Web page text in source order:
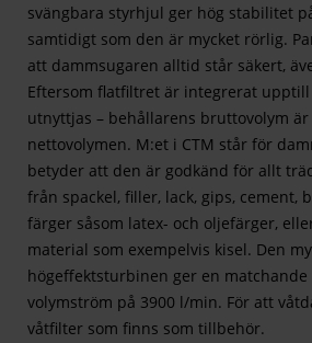
svängbara styrhjul ger hög stabilitet
samtidigt som den är mycket rörlig.
att dammsugaren alltid står säkert,
Eftersom flatfiltret är integrerat upptill
utnyttjas – behållarens bruttovolym
nettovolymen. M:et i CTM står för
betyder att den är godkänd för allt
från spackel, filler, lack, gips, cement,
färger såsom latex- och oljefärger,
material som exempelvis kisel. Den
högeffektsturbinen ger en
volymström på 3900 l/min. För att
våtfilter som finns som tillbehör.